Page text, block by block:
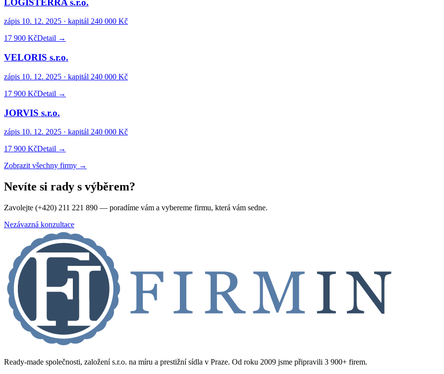
zápis 10. 12. 2025 · kapitál 240 000 Kč
17 900 KčDetail →
VELORIS s.r.o.
zápis 10. 12. 2025 · kapitál 240 000 Kč
17 900 KčDetail →
JORVIS s.r.o.
zápis 10. 12. 2025 · kapitál 240 000 Kč
17 900 KčDetail →
Zobrazit všechny firmy →
Nevíte si rady s výběrem?
Zavolejte (+420) 211 221 890 — poradíme vám a vybereme firmu, která vám sedne.
Nezávazná konzultace
Ready-made společnosti, založení s.r.o. na míru a prestižní sídla v Praze. Od roku 2009 jsme připravili 3 900+ firem.